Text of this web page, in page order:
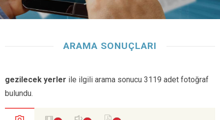
ARAMA SONUÇLARI
gezilecek yerler ile ilgili arama sonucu 3119 adet fotoğraf
bulundu.